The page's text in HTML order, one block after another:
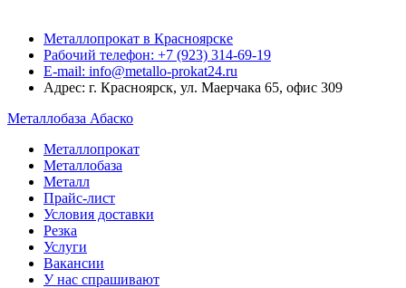
Металлопрокат в Красноярске
Рабочий телефон: +7 (923) 314-69-19
E-mail: info@metallo-prokat24.ru
Адрес: г. Красноярск, ул. Маерчака 65, офис 309
Металлобаза Абаско
Металлопрокат
Металлобаза
Металл
Прайс-лист
Условия доставки
Резка
Услуги
Вакансии
У нас спрашивают